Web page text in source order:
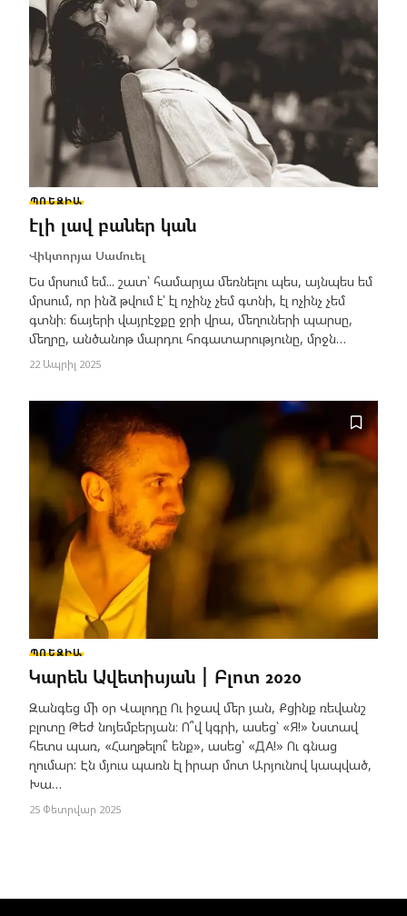
ՊՈԵԶԻԱ
էլի լավ բաներ կան
Վիկտորյա Սամուել
Ես մրսում եմ... շատ՝ համարյա մեռնելու պես, այնպես եմ
մրսում, որ ինձ թվում է՝ էլ ոչինչ չեմ գտնի, էլ ոչինչ չեմ
գտնի։ ճայերի վայրէջքը ջրի վրա, մեղուների պարսը,
մեղրը, անծանոթ մարդու հոգատարությունը, մրջն…
22 Ապրիլ 2025
ՊՈԵԶԻԱ
Կարեն Ավետիսյան | Բլոտ 2020
Զանգեց մի օր Վալոդը Ու իջավ մեր յան, Քցինք ռեվանշ
բլոտը Թեժ նոյեմբերյան։ Ո՞վ կգրի, ասեց՝ «Я!» Նստավ
հետս պառ, «Հաղթելու՞ ենք», ասեց՝ «ДА!» Ու գնաց
ղումար: Էն մյուս պառն էլ իրար մոտ Արյունով կապված,
Խա…
25 Փետրվար 2025